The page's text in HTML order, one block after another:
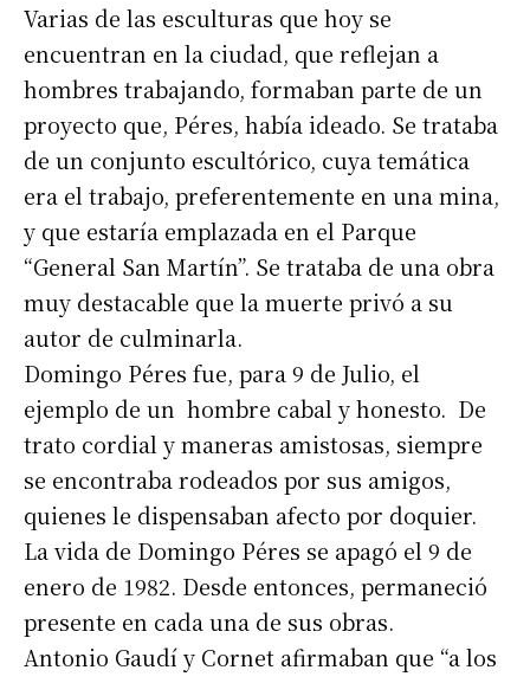
Varias de las esculturas que hoy se
encuentran en la ciudad, que reflejan a
hombres trabajando, formaban parte de un
proyecto que, Péres, había ideado. Se trataba
de un conjunto escultórico, cuya temática
era el trabajo, preferentemente en una mina,
y que estaría emplazada en el Parque
“General San Martín”. Se trataba de una obra
muy destacable que la muerte privó a su
autor de culminarla.
Domingo Péres fue, para 9 de Julio, el
ejemplo de un hombre cabal y honesto. De
trato cordial y maneras amistosas, siempre
se encontraba rodeados por sus amigos,
quienes le dispensaban afecto por doquier.
La vida de Domingo Péres se apagó el 9 de
enero de 1982. Desde entonces, permaneció
presente en cada una de sus obras.
Antonio Gaudí y Cornet afirmaban que “a los